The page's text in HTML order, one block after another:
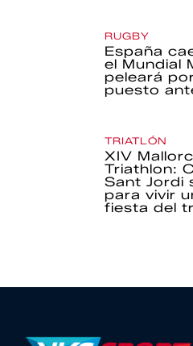
RUGBY
España
el Mundial
peleará
puesto
TRIATLÓN
XIV
Triathlon:
Sant Jordi
para vivir
fiesta del